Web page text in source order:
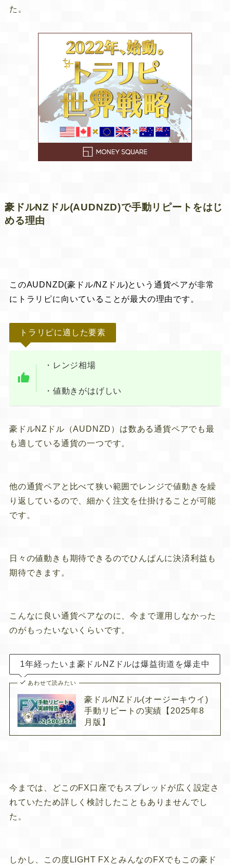
た。
豪ドルNZドル(AUDNZD)で手動リピートをはじ
める理由
このAUDNZD(豪ドル/NZドル)という通貨ペアが非常
にトラリピに向いている ことが最大の理由です。
トラリピに適した要素
・レンジ相場
・値動きがはげしい
豪ドルNZドル（AUDNZD）は数ある通貨ペアでも最
も適している通貨の一つです。
他の通貨ペアと比べて狭い範囲でレンジで値動きを繰
り返しているので、細かく注文を仕掛けることが可能
です。
日々の値動きも期待できるのでひんぱんに決済利益も
期待できます。
こんなに良い通貨ペアなのに、今まで運用しなかった
のがもったいないくらいです。
1年経ったいま豪ドルNZドルは爆益街道を爆走中
あわせて読みたい
豪ドル/NZドル(オージーキウイ)
手動リピートの実績【2025年8
月版】
今までは、どこのFX口座でもスプレッドが広く設定さ
れていたため詳しく検討したこともありませんでし
た。
しかし、この度 LIGHT FX とみんなのFXでもこの豪ド